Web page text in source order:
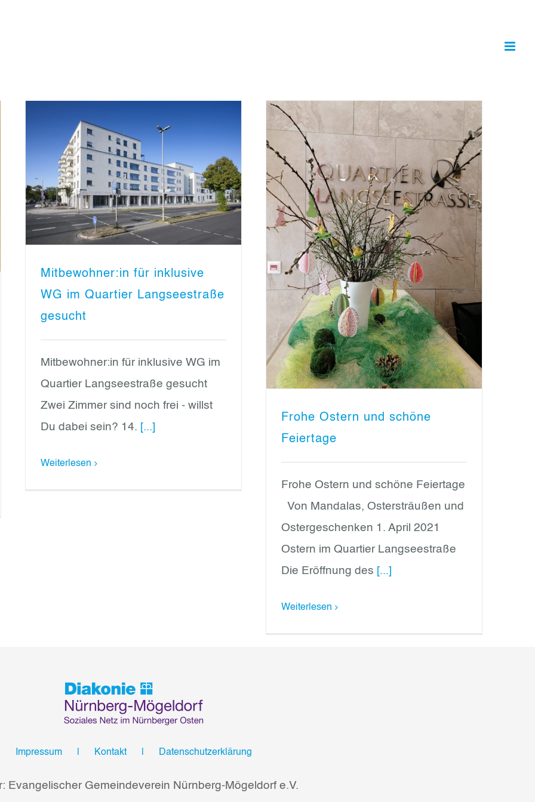
Mitbewohner:in für inklusive
WG im Quartier
Langseestraße gesucht
Mitbewohner:in für inklusive
WG im Quartier Langseestraße
gesucht
Mitbewohner:in für inklusive WG im
Quartier Langseestraße gesucht
Zwei Zimmer sind noch frei - willst
Du dabei sein? 14. [...]
Weiterlesen
Frohe Ostern und schöne
Feiertage
Frohe Ostern und schöne
Feiertage
Frohe Ostern und schöne Feiertage
Von Mandalas, Ostersträußen und
Ostergeschenken 1. April 2021
Ostern im Quartier Langseestraße
Die Eröffnung des [...]
Weiterlesen
Impressum Kontakt Datenschutzerklärung
Evangelischer Gemeindeverein Nürnberg-Mögeldorf e.V.